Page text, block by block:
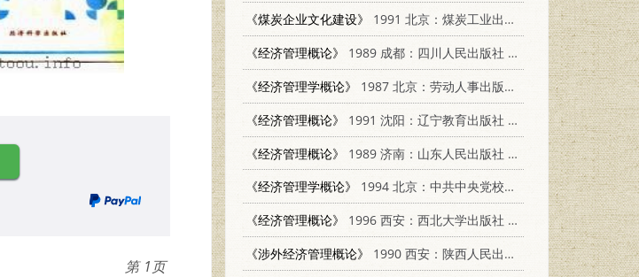
1
《煤炭企业文化建设》
1991 北京：煤炭工业出版社 7502005390
《经济管理概论》
1989 成都：四川人民出版社 7220005407
《经济管理学概论》
1987 北京：劳动人事出版社 7504500658
《经济管理概论》
1991 沈阳：辽宁教育出版社 7538217606
《经济管理概论》
1989 济南：山东人民出版社 7209003711
《经济管理学概论》
1994 北京：中共中央党校出版社 7503511044
《经济管理概论》
1996 西安：西北大学出版社 7560411088
《涉外经济管理概论》
1990 西安：陕西人民出版社 7224010987